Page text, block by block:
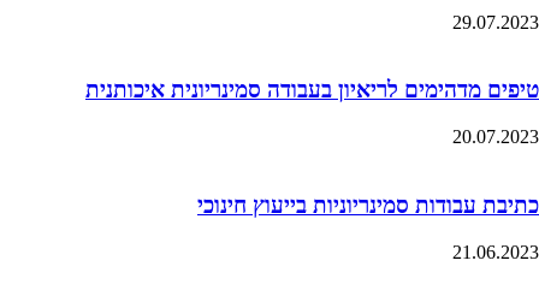
29.07.2023
טיפים מדהימים לריאיון בעבודה סמינריונית איכותנית
20.07.2023
כתיבת עבודות סמינריוניות בייעוץ חינוכי
21.06.2023